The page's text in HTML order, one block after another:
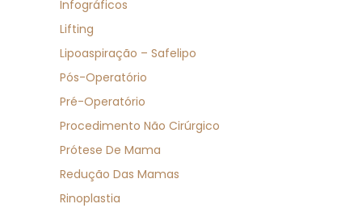
Infográficos
Lifting
Lipoaspiração – Safelipo
Pós-Operatório
Pré-Operatório
Procedimento Não Cirúrgico
Prótese De Mama
Redução Das Mamas
Rinoplastia